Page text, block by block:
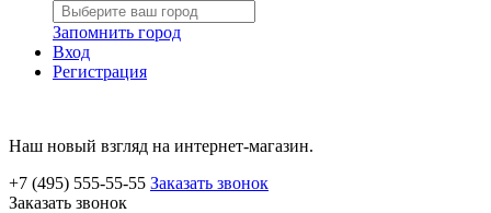
Запомнить город
Вход
Регистрация
Наш новый взгляд на интернет-магазин.
+7 (495) 555-55-55 Заказать звонок
Заказать звонок